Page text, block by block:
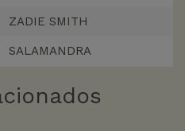
ZADIE SMITH
SALAMANDRA